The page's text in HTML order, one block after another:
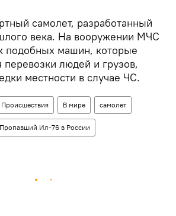
самолет, разработанный
века. На вооружении МЧС
подобных машин, которые
людей и грузов,
местности в случае ЧС.
Происшествия В мире самолет
Пропавший Ил-76 в России